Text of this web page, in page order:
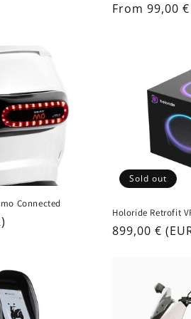
Regular
From 99,00 €
Connected
Sold out
Holoride Retrofit
Regular
899,00 €